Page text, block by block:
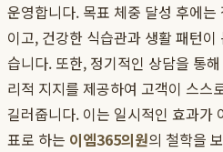
운영합니다. 목표 체중 달성 후에
이고, 건강한 식습관과 생활 패턴
습니다. 또한, 정기적인 상담을 통
리적 지지를 제공하여 고객이 스스
길러줍니다. 이는 일시적인 효과가
표로 하는 이엠365의원의 철학을